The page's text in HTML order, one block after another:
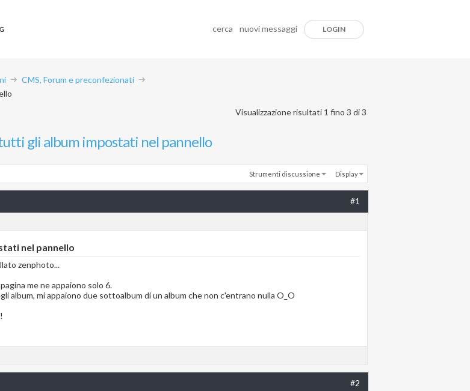
cerca nuovi messaggi LOGIN
CMS, Forum e preconfezionati
Visualizzazione risultati 1 fino 3 di 3
gli album impostati nel pannello
Strumenti discussione Display
#1
nel pannello
zenphoto...
me ne appaiono solo 6.
album, mi appaiono due sottoalbum di un album che non c'entrano nulla O_O
#2